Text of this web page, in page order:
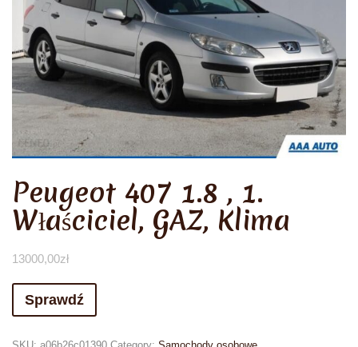
Peugeot 407 1.8 , 1.
Właściciel, GAZ, Klima
13000,00zł
Sprawdź